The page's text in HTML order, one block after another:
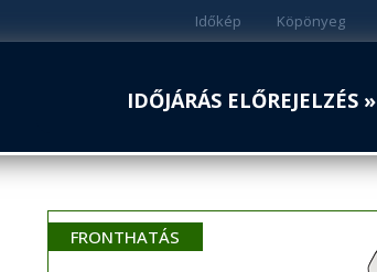
Köpönyeg
Időkép
IDŐJÁRÁS ELŐREJELZÉS »
FRONTHATÁS